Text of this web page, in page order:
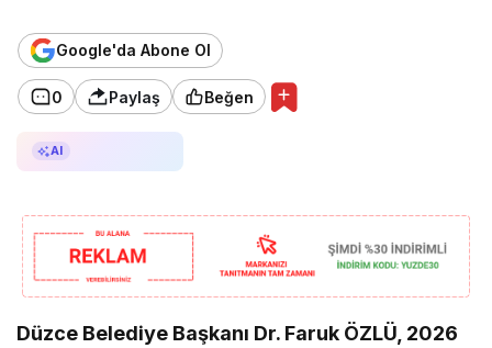
Google'da Abone Ol
0 Paylaş Beğen
AI
Düzce Belediye Başkanı Dr. Faruk ÖZLÜ, 2026